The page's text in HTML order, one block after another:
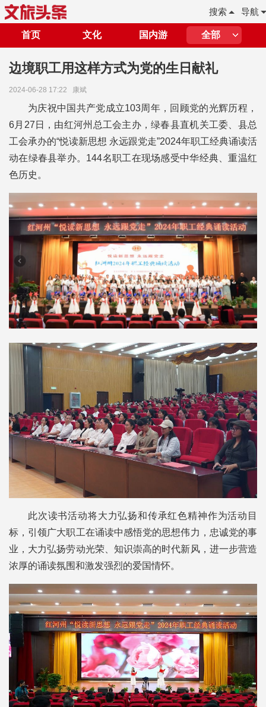
导航
搜索
首页 文化 国内游 全部
边境职工用这样方式为党的生日献礼
2024-06-28 17:22 康斌
为庆祝中国共产党成立103周年，回顾党的光辉历程，
6月27日，由红河州总工会主办，绿春县直机关工委、县总
工会承办的“悦读新思想 永远跟党走”2024年职工经典诵读活
动在绿春县举办。144名职工在现场感受中华经典、重温红
色历史。
此次读书活动将大力弘扬和传承红色精神作为活动目
标，引领广大职工在诵读中感悟党的思想伟力，忠诚党的事
业，大力弘扬劳动光荣、知识崇高的时代新风，进一步营造
浓厚的诵读氛围和激发强烈的爱国情怀。